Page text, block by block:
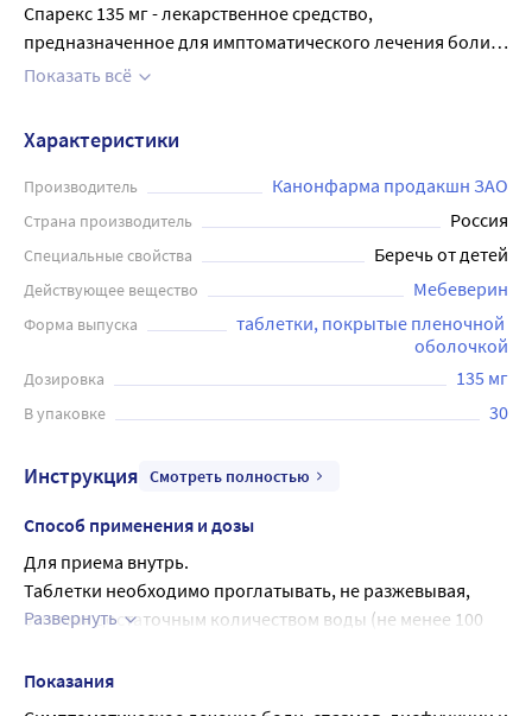
Спарекс 135 мг - лекарственное средство,
предназначенное для имптоматического лечения боли,
спазмов, дисфункции и дискомфорта в области
кишечника. Симптомы могут включать: боль в области
живота, спазмы, ощущение вздутия и метеоризм. Спарекс
содержит мебеверина гидрохлорид, является
спазмолитиком миотропного действия, оказывает
кишечного тракта без влияния на нормальную
перистальтику кишечника. Рекомендуется для приема
внутрь взрослым по одной таблетке 3 раза в день,
приблизительно за 20 минут до еды. Возможны
аллергические реакции. Перед применением
рекомендуется проконсультироваться с врачом.
Показать всё
Характеристики
Производитель Канонфарма продакшн ЗАО
Страна производитель Россия
Специальные свойства Беречь от детей
Действующее вещество Мебеверин
Форма выпуска
таблетки, покрытые пленочной
оболочкой
Дозировка 135 мг
В упаковке 30
Инструкция Смотреть полностью
Способ применения и дозы
Для приема внутрь.
Таблетки необходимо проглатывать, не разжевывая,
запивая достаточным количеством воды (не менее 100
По одной таблетке 3 раза в день, приблизительно за 20
Развернуть
Показания